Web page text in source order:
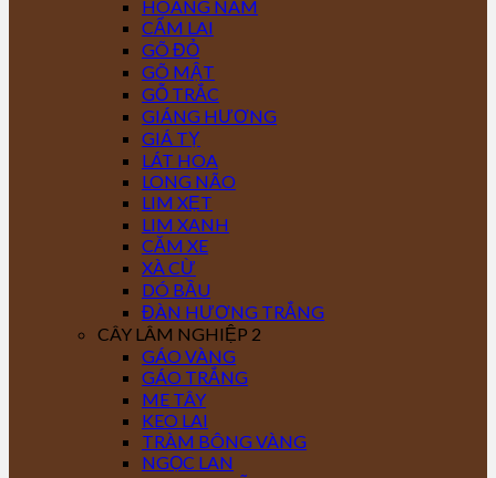
HOÀNG NAM
CẨM LAI
GÕ ĐỎ
GÕ MẬT
GỖ TRẮC
GIÁNG HƯƠNG
GIÁ TỴ
LÁT HOA
LONG NÃO
LIM XẸT
LIM XANH
CĂM XE
XÀ CỪ
DÓ BẦU
ĐÀN HƯƠNG TRẮNG
CÂY LÂM NGHIỆP 2
GÁO VÀNG
GÁO TRẮNG
ME TÂY
KEO LAI
TRÀM BÔNG VÀNG
NGỌC LAN